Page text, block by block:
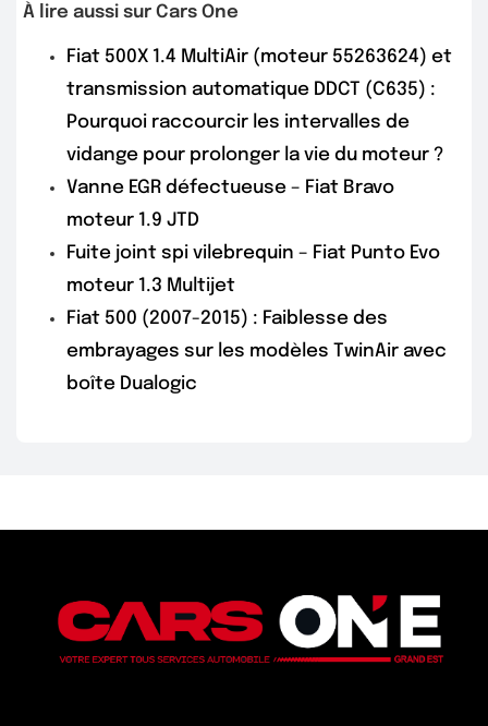
À lire aussi sur Cars One
Fiat 500X 1.4 MultiAir (moteur 55263624) et
transmission automatique DDCT (C635) :
Pourquoi raccourcir les intervalles de
vidange pour prolonger la vie du moteur ?
Vanne EGR défectueuse – Fiat Bravo
moteur 1.9 JTD
Fuite joint spi vilebrequin – Fiat Punto Evo
moteur 1.3 Multijet
Fiat 500 (2007-2015) : Faiblesse des
embrayages sur les modèles TwinAir avec
boîte Dualogic